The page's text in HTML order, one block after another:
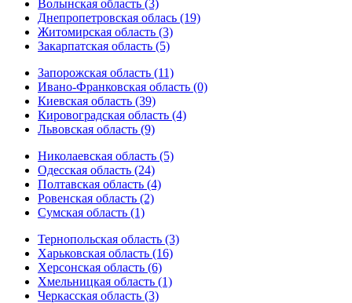
Волынская область (3)
Днепропетровская облась (19)
Житомирская область (3)
Закарпатская область (5)
Запорожская область (11)
Ивано-Франковская область (0)
Киевская область (39)
Кировоградская область (4)
Львовская область (9)
Николаевская область (5)
Одесская область (24)
Полтавская область (4)
Ровенская область (2)
Сумская область (1)
Тернопольская область (3)
Харьковская область (16)
Херсонская область (6)
Хмельницкая область (1)
Черкасская область (3)